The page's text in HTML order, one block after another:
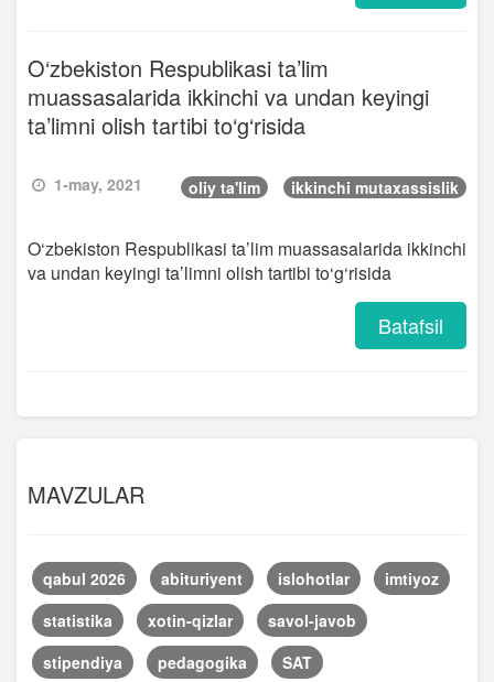
O‘zbekiston Respublikasi ta’lim
muassasalarida ikkinchi va undan keyingi
ta’limni olish tartibi to‘g‘risida
1-may, 2021 oliy ta'lim ikkinchi mutaxassislik
O‘zbekiston Respublikasi ta’lim muassasalarida ikkinchi
va undan keyingi ta’limni olish tartibi to‘g‘risida
Batafsil
MAVZULAR
qabul 2026 abituriyent islohotlar
imtiyoz
statistika
xotin-qizlar
savol-javob
stipendiya
pedagogika
SAT